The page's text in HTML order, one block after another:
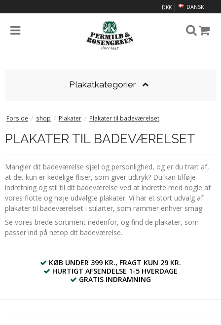
DANSK
DKK
Plakatkategorier
Forside / shop / Plakater / Plakater til badeværelset
PLAKATER TIL BADEVÆRELSET
Mangler dit badeværelse sjæl og personlighed, og er du træt af,
at det kun er kedelige fliser, som giver udtryk? Du kan tilføje
indretning og stil til dit badeværelse ved at indrette med nogle af
vores flotte og nøje udvalgte plakater. Vi har et stort udvalg af
plakater til badeværelset i stilarter, som rammer enhver smag.
Se vores brede sortiment nedenfor, og find de plakater, som
passer ind på netop dit badeværelse.
KØB UNDER 399 KR., FRAGT KUN 29 KR.
HURTIGT AFSENDELSE 1-5 HVERDAGE
GRATIS INDRAMNING